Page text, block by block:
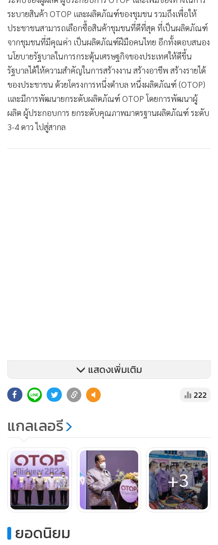
ระบายสินค้า OTOP และผลิตภัณฑ์ของชุมชน รวมถึงเพื่อให้
ประชาชนสามารถเลือกซื้อสินค้าชุมชนที่ดีที่สุด ที่เป็นผลิตภัณฑ์
จากชุมชนที่มีคุณค่า เป็นผลิตภัณฑ์ฝีมือคนไทย อีกทั้งตอบสนอง
นโยบายรัฐบาลในการกระตุ้นเศรษฐกิจของประเทศให้ดีขึ้น
รัฐบาลได้ให้ความสำคัญในการสร้างงาน สร้างอาชีพ สร้างรายได้
ของประชาชน ด้วยโครงการหนึ่งตำบล หนึ่งผลิตภัณฑ์ (OTOP)
และมีการพัฒนายกระดับผลิตภัณฑ์ OTOP โดยการพัฒนาผู้
ผลิต ผู้ประกอบการ ยกระดับคุณภาพมาตรฐานผลิตภัณฑ์ ระดับ
3-4 ดาว ไปสู่สากล
แสดงเพิ่มเติม
222
แกลเลอรี
+3
ยอดนิยม